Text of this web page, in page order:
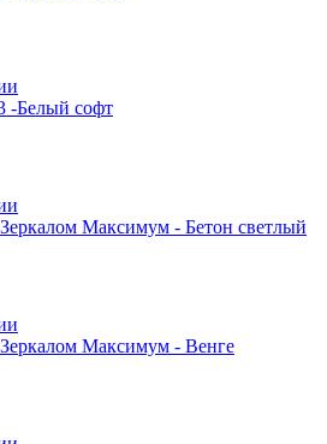
-Белый софт
Максимум - Бетон светлый
Максимум - Венге